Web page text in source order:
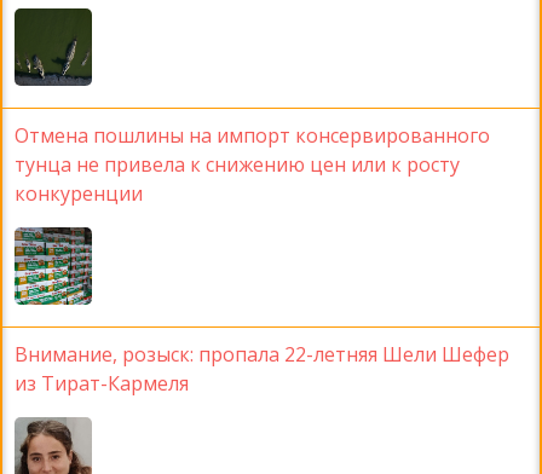
Отмена пошлины на импорт консервированного
тунца не привела к снижению цен или к росту
конкуренции
Внимание, розыск: пропала 22-летняя Шели Шефер
из Тират-Кармеля